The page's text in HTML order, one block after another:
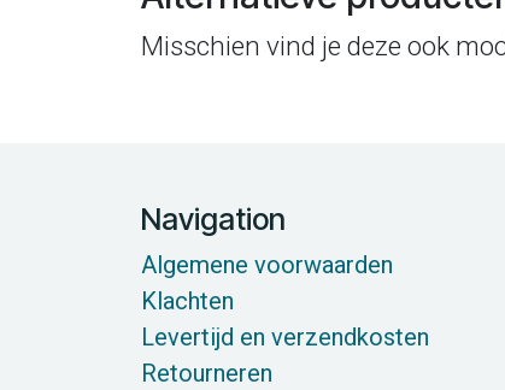
Misschien vind je deze ook
Navigation
Algemene voorwaarden
Klachten
Levertijd en verzendkosten
Retourneren